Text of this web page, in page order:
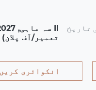
تاریخ
تعمیر/آف پلان)
انکوائری